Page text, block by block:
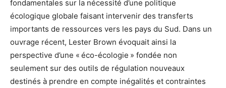
fondamentales sur la nécessité d’une politique
écologique globale faisant intervenir des transferts
importants de ressources vers les pays du Sud. Dans un
ouvrage récent, Lester Brown évoquait ainsi la
perspective d’une « éco-écologie » fondée non
seulement sur des outils de régulation nouveaux
destinés à prendre en compte inégalités et contraintes